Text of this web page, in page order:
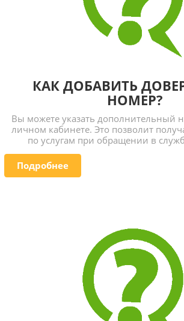
КАК ДОБАВИТЬ
НОМЕР?
Вы можете указать дополнительный
личном кабинете. Это позволит
по услугам при обращении в
Подробнее